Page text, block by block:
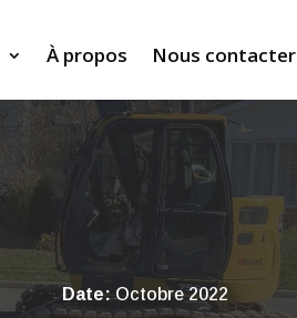
À propos Nous contacter
Date:Octobre ‎2022